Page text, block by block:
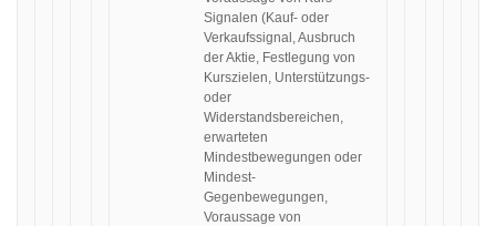
Signalen (Kauf- oder
Verkaufssignal, Ausbruch
der Aktie, Festlegung von
Kurszielen, Unterstützungs-
oder
Widerstandsbereichen,
erwarteten
Mindestbewegungen oder
Mindest-
Gegenbewegungen,
Voraussage von